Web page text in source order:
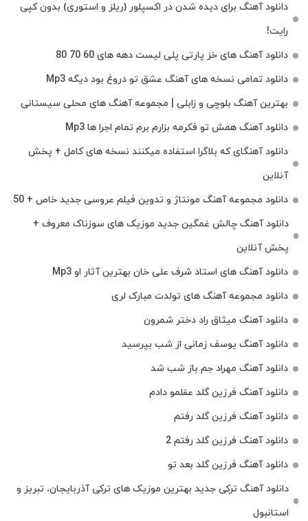
دانلود آهنگ برای دیده شدن در اکسپلور (ریلز و استوری) بدون کپی
رایت!
دانلود آهنگ های خز پارتی پلی لیست دهه های 60 70 80
دانلود تمامی نسخه های آهنگ عشق تو دروغ بود دیگه Mp3
بهترین آهنگ بلوچی و زابلی | مجموعه آهنگ‌ های محلی سیستانی
دانلود آهنگ همش تو فکرمه بزارم برم تمام اجرا ها Mp3
دانلود آهنگای که بلاگرا استفاده میکنند نسخه های کامل + پخش
آنلاین
دانلود مجموعه آهنگ مونتاژ و تدوین فیلم عروسی جدید خاص + 50
دانلود آهنگ چالش غمگین جدید موزیک های سوزناک معروف +
پخش آنلاین
دانلود آهنگ های استاد شرف علی خان بهترین آثار او Mp3
دانلود مجموعه آهنگ های تولدت مبارک لری
دانلود آهنگ میثاق راد دختر شمرون
دانلود آهنگ یوسف زمانی از شب بپرسید
دانلود آهنگ مهراد جم باز شب شد
دانلود آهنگ فرزین گلد عقلمو دادم
دانلود آهنگ فرزین گلد رفتم
دانلود آهنگ فرزین گلد رفتم 2
دانلود آهنگ فرزین گلد بعد تو
دانلود آهنگ ترکی جدید بهترین موزیک‌ های ترکی آذربایجان، تبریز و
استانبول